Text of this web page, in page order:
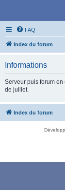
FAQ
Index du forum
Informations
Serveur puis forum
de juillet.
Index du forum